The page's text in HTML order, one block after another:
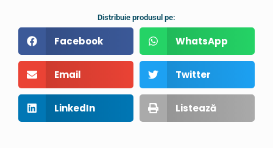
Distribuie produsul pe:
Facebook WhatsApp
Email Twitter
LinkedIn Listează